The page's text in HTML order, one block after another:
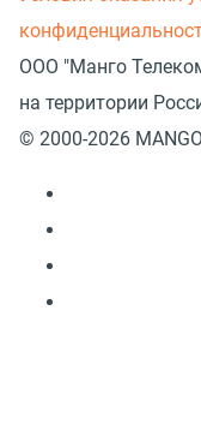
ООО "Манго
на территории
© 2000-2026